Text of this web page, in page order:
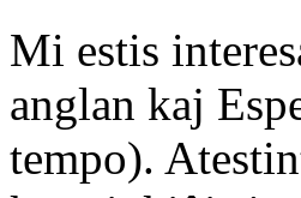
Mi estis
anglan kaj
tempo).